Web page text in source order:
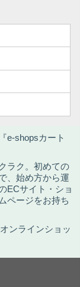
e-shopsカート
ラク。初めての
、始め方から運
ECサイト・ショ
ページをお持ち
ンラインショッ